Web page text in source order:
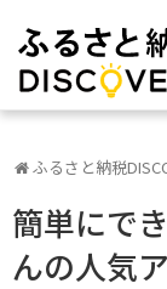
ふるさと納税
簡単にで
んの人気